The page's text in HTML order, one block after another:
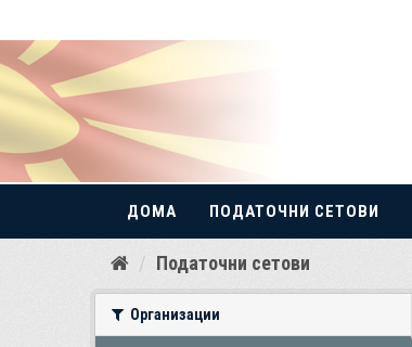
Прескокнете
ДОМА ПОДАТОЧНИ СЕТОВИ
Податочни сетови
Организации